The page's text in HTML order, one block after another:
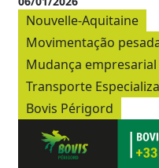
Nouvelle-Aquitaine
Movimentação
Mudança empresarial
Transporte
Bovis Périgord